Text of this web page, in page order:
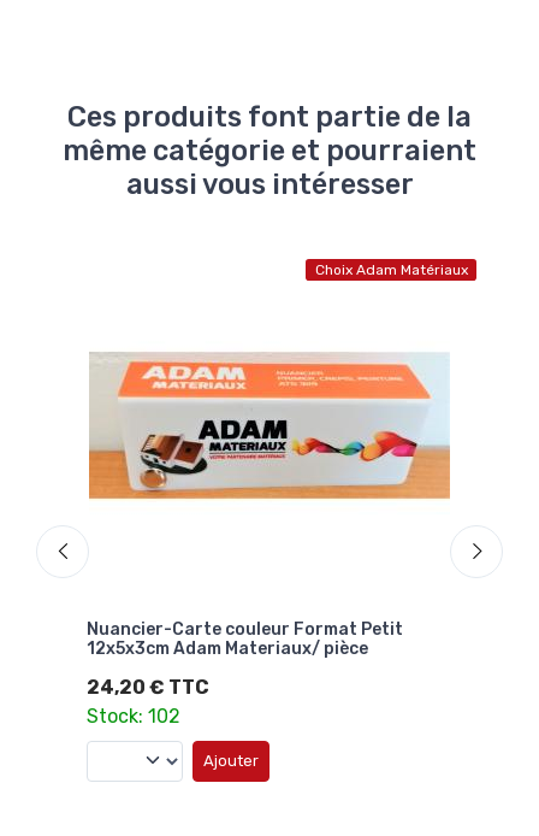
Ces produits font partie de la
même catégorie et pourraient
aussi vous intéresser
Choix Adam Matériaux
Nuancier-Carte couleur Format Petit
12x5x3cm Adam Materiaux/ pièce
24,20 € TTC
Stock: 102
Ajouter